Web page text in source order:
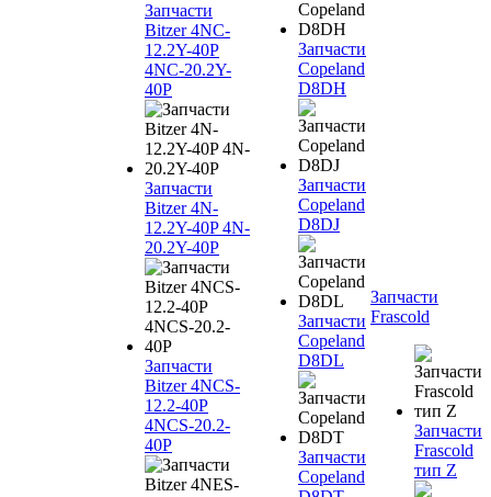
Запчасти
Bitzer 4NC-
12.2Y-40P
4NC-20.2Y-
40P
Запчасти
Bitzer 4N-
12.2Y-40P 4N-
20.2Y-40P
Запчасти
Bitzer 4NCS-
12.2-40P
4NCS-20.2-
40P
Запчасти
Copeland
D8DH
Запчасти
Copeland
D8DJ
Запчасти
Copeland
D8DL
Запчасти
Copeland
Запчасти
Frascold
Запчасти
Frascold
тип Z